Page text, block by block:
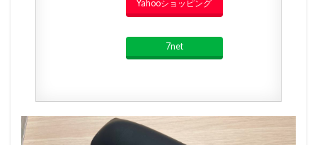
Yahooショッピング
7net